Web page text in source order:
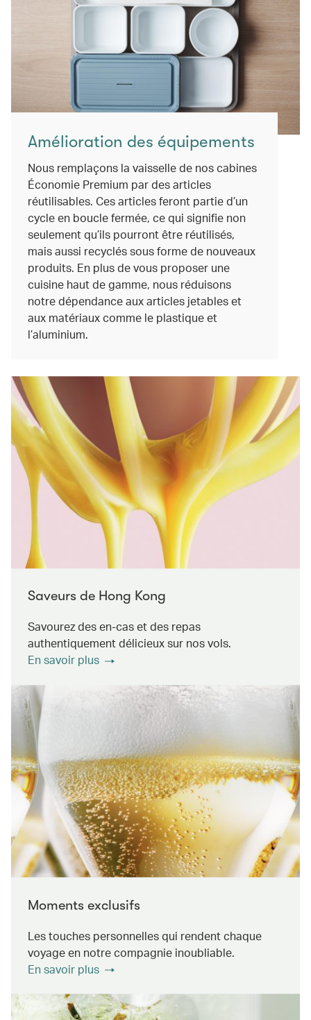
Amélioration des équipements
Nous remplaçons la vaisselle de nos cabines
Économie Premium par des articles
réutilisables. Ces articles feront partie d’un
cycle en boucle fermée, ce qui signifie non
seulement qu’ils pourront être réutilisés,
mais aussi recyclés sous forme de nouveaux
produits. En plus de vous proposer une
cuisine haut de gamme, nous réduisons
notre dépendance aux articles jetables et
aux matériaux comme le plastique et
l’aluminium.
Saveurs de Hong Kong
Savourez des en-cas et des repas
authentiquement délicieux sur nos vols.
En savoir plus
Moments exclusifs
Les touches personnelles qui rendent chaque
voyage en notre compagnie inoubliable.
En savoir plus